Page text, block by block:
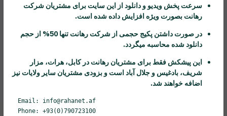
طرح هفتم 21 دقیقه
طرح هشتم 13 دقیقه
طرح دهم 27 دقیقه
سرعت پخش ویدیو و دانلود از این سایت برای مشتریان شرکت
رهانت بصورت ویژه افزایش داده شده است.
در صورت داشتن پکیج حجمی از شرکت رهانت
تنها 50% از حجم
دانلود شده محاسبه میگردد.
این پیشکش فقط برای مشتریان رهانت در کابل، هرات، مزار
شریف، بادغیس و جلال آباد است و بزودی مشتریان سایر ولایات نیز
اضافه خواهند شد.
Email: info@rahanet.af
Phone: +93(0)790723100